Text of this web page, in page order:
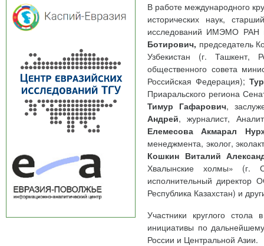
В работе международного
исторических наук,
исследований ИМЭМО РАН
Ботирович, председатель
Узбекистан (г. Ташкент,
общественного совета
Российская Федерация);
Приаральского региона
Тимур Гафарович,
Андрей, журналист,
Елемесова Акмарал
менеджмента, эколог,
Кошкин Виталий
Хвалынские холмы» (г.
исполнительный директор
Республика Казахстан) и
Участники круглого
инициативы по
России и Центральной Азии.